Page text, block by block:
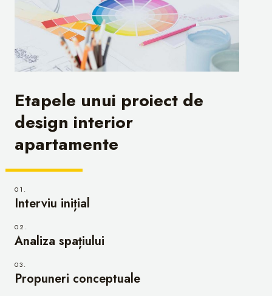
Etapele unui proiect de
design interior
apartamente
01.
Interviu inițial
02.
Analiza spațiului
03.
Propuneri conceptuale